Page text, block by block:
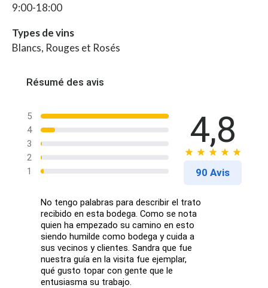
9:00-18:00
Types de vins
Blancs, Rouges et Rosés
Résumé des avis
5
4
3
2
1
4,8
90 Avis
No tengo palabras para describir el trato
recibido en esta bodega. Como se nota
quien ha empezado su camino en esto
siendo humilde como bodega y cuida a
sus vecinos y clientes. Sandra que fue
nuestra guía en la visita fue ejemplar,
qué gusto topar con gente que le
entusiasma su trabajo.